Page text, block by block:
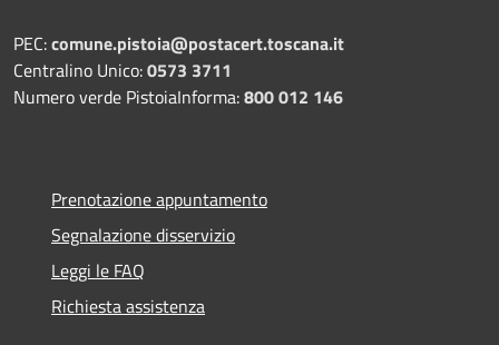
PEC:comune.pistoia@postacert.toscana.it
Centralino Unico:0573 3711
Numero verde PistoiaInforma:800 012 146
Prenotazione appuntamento
Segnalazione disservizio
Leggi le FAQ
Richiesta assistenza